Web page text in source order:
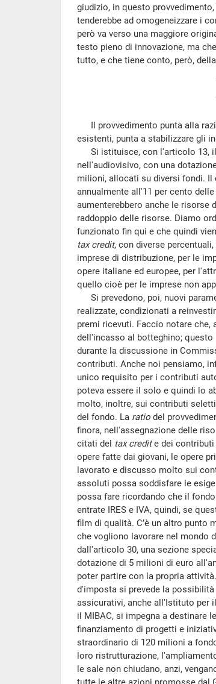
giudizio, in questo
tenderebbe ad omogeneizzare i
però va verso una maggiore
testo pieno di innovazione, ma
tutto, e che tiene conto, però,
Il provvedimento punta alla
esistenti, punta a stabilizzare gli
Si istituisce, con l'articolo 13, il
nell'audiovisivo, con una
milioni, allocati su diversi fondi.
annualmente all'11 per cento
aumenterebbero anche le risorse
raddoppio delle risorse. Diamo
funzionato fin qui e che quindi
tax credit, con diverse
imprese di distribuzione, per le
opere italiane ed europee, per
quello cioè per le imprese non
Si prevedono, poi, nuovi
realizzate, condizionati a
premi ricevuti. Faccio notare
dell'incasso al botteghino;
durante la discussione in
contributi. Anche noi pensiamo,
unico requisito per i contributi
poteva essere il solo e quindi lo
molto, inoltre, sui contributi
del fondo. La ratio del
finora, nell'assegnazione delle
citati del tax credite dei contributi
opere fatte dai giovani, le opere
lavorato e discusso molto sui
assoluti possa soddisfare le
possa fare ricordando che il
entrate IRES e IVA, quindi, se
film di qualità. C’è un altro punto
che vogliono lavorare nel mondo
dall'articolo 30, una sezione
dotazione di 5 milioni di euro
poter partire con la propria
d'imposta si prevede la
assicurativi, anche all'Istituto per
il MIBAC, si impegna a destinare
finanziamento di progetti e
straordinario di 120 milioni a
loro ristrutturazione,
le sale non chiudano, anzi,